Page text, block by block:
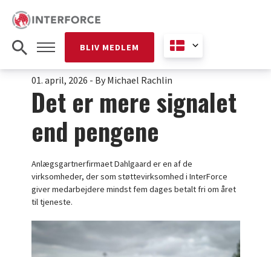
BLIV MEDLEM
01. april, 2026 - By Michael Rachlin
Det er mere signalet
end pengene
Anlægsgartnerfirmaet Dahlgaard er en af de
virksomheder, der som støttevirksomhed i InterForce
giver medarbejdere mindst fem dages betalt fri om året
til tjeneste.